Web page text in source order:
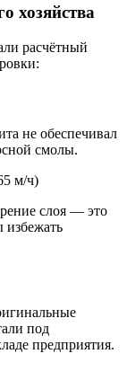
хозяйства
расчётный
не обеспечивал
смолы.
м/ч)
слоя — это
избежать
под
предприятия.